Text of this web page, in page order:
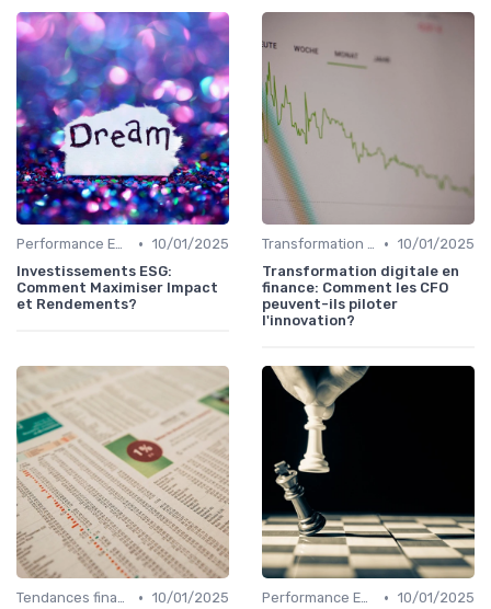
Performance ESG & finance durable • 10/01/2025
Investissements ESG:
Comment Maximiser Impact
et Rendements?
Transformation de la fonction finance • 10/01/2025
Transformation digitale en
finance: Comment les CFO
peuvent-ils piloter
l'innovation?
Tendances finance d’entreprise • 10/01/2025
Performance ESG & finance durable • 10/01/2025